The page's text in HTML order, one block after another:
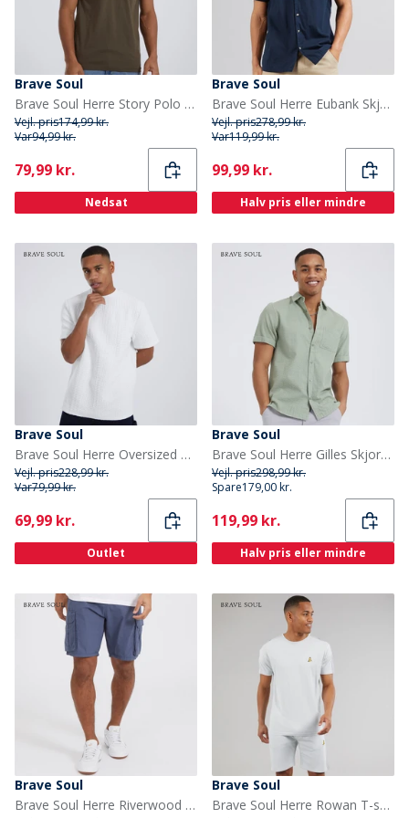
Brave Soul
Brave Soul Herre Story Polo Khaki
Vejl. pris174,99 kr.
Var94,99 kr.
Current
79,99 kr.
Nedsat
Brave Soul
Brave Soul Herre Eubank Skjorte Blå
Vejl. pris278,99 kr.
Var119,99 kr.
Current
99,99 kr.
Halv pris eller mindre
Brave Soul
Brave Soul Herre Oversized Fit Miska T-shirt Creme
Vejl. pris228,99 kr.
Var79,99 kr.
Current
69,99 kr.
Outlet
Brave Soul
Brave Soul Herre Gilles Skjorter med korte ærmer Grøn
Vejl. pris298,99 kr.
Spare179,00 kr.
Current
119,99 kr.
Halv pris eller mindre
Brave Soul
Brave Soul Herre Riverwood Cargo shorts Marineblå
Brave Soul
Brave Soul Herre Rowan T-shirt Og Shorts Sæt Baby Blue/Light Grey Marl